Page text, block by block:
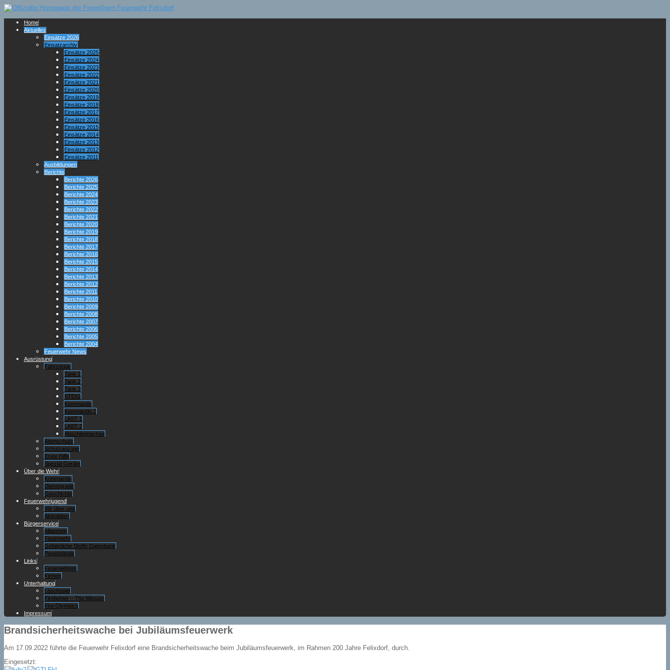
Home
Aktuelles
Einsätze 2026
Einsatzarchiv
Einsätze 2025
Einsätze 2024
Einsätze 2023
Einsätze 2022
Einsätze 2021
Einsätze 2020
Einsätze 2019
Einsätze 2018
Einsätze 2017
Einsätze 2016
Einsätze 2015
Einsätze 2014
Einsätze 2013
Einsätze 2012
Einsätze 2011
Ausbildungen
Berichte
Berichte 2026
Berichte 2025
Berichte 2024
Berichte 2023
Berichte 2022
Berichte 2021
Berichte 2020
Berichte 2019
Berichte 2018
Berichte 2017
Berichte 2016
Berichte 2015
Berichte 2014
Berichte 2013
Berichte 2012
Berichte 2011
Berichte 2010
Berichte 2009
Berichte 2008
Berichte 2007
Berichte 2006
Berichte 2005
Berichte 2004
Feuerwehr News
Ausrüstung
Fahrzeuge
Tank 1
Tank 2
Tank 3
STEIG
Kommando
Kommando 2
LAST 1
LAST 2
Abschleppachse
Atemschutz
Schutzanzüge
Erste Hilfe
Spezial Geräte
Über die Wehr
Kommando
Dienstgrade
Geschichte
Feuerwehrjugend
Wir über uns
Aktivitäten
Bürgerservice
Allgemein
Feuerwehr
Gefährliche Stoffe Datenbank
Pegelstände
Links
Feuerwehren
Firmen
Unterhaltung
Löschspiel
Firefighter – The Mission
Fire Olympics
Impressum
Brandsicherheitswache bei Jubiläumsfeuerwerk
Am 17.09.2022 führte die Feuerwehr Felixdorf eine Brandsicherheitswache beim Jubiläumsfeuerwerk, im Rahmen 200 Jahre Felixdorf, durch.
Eingesetzt: